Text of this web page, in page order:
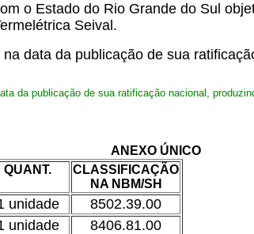
o Estado do Rio Grande do Sul
Seival.
data da publicação de sua
da publicação de sua ratificação nacional,
ANEXO ÚNICO
QUANT.
CLASSIFICAÇÃO
NA NBM/SH
unidade
8502.39.00
unidade
8406.81.00